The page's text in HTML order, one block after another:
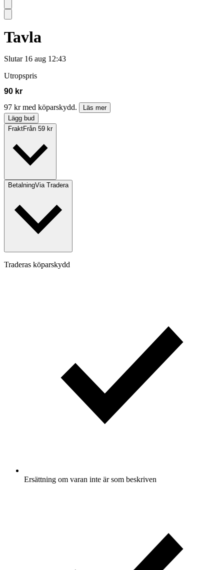
Tavla
Slutar 16 aug 12:43
Utropspris
90 kr
97 kr med köparskydd.
Läs mer
Lägg bud
FraktFrån 59 kr
BetalningVia Tradera
Traderas köparskydd
Ersättning om varan inte är som beskriven